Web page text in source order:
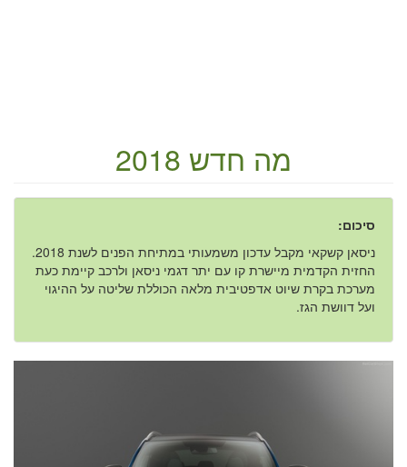
מה חדש 2018
סיכום:
ניסאן קשקאי מקבל עדכון משמעותי במתיחת הפנים לשנת 2018.
החזית הקדמית מיישרת קו עם יתר דגמי ניסאן ולרכב קיימת כעת
מערכת בקרת שיוט אדפטיבית מלאה הכוללת שליטה על ההיגוי
ועל דוושת הגז.